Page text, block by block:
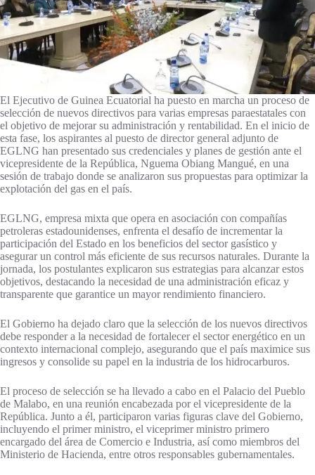
El Ejecutivo de Guinea Ecuatorial ha puesto en marcha un proceso de
selección de nuevos directivos para varias empresas paraestatales con
el objetivo de mejorar su administración y rentabilidad. En el inicio de
esta fase, los aspirantes al puesto de director general adjunto de
EGLNG han presentado sus credenciales y planes de gestión ante el
vicepresidente de la República, Nguema Obiang Mangué, en una
sesión de trabajo donde se analizaron sus propuestas para optimizar la
explotación del gas en el país.
EGLNG, empresa mixta que opera en asociación con compañías
petroleras estadounidenses, enfrenta el desafío de incrementar la
participación del Estado en los beneficios del sector gasístico y
asegurar un control más eficiente de sus recursos naturales. Durante la
jornada, los postulantes explicaron sus estrategias para alcanzar estos
objetivos, destacando la necesidad de una administración eficaz y
transparente que garantice un mayor rendimiento financiero.
El Gobierno ha dejado claro que la selección de los nuevos directivos
debe responder a la necesidad de fortalecer el sector energético en un
contexto internacional complejo, asegurando que el país maximice sus
ingresos y consolide su papel en la industria de los hidrocarburos.
El proceso de selección se ha llevado a cabo en el Palacio del Pueblo
de Malabo, en una reunión encabezada por el vicepresidente de la
República. Junto a él, participaron varias figuras clave del Gobierno,
incluyendo el primer ministro, el viceprimer ministro primero
encargado del área de Comercio e Industria, así como miembros del
Ministerio de Hacienda, entre otros responsables gubernamentales.